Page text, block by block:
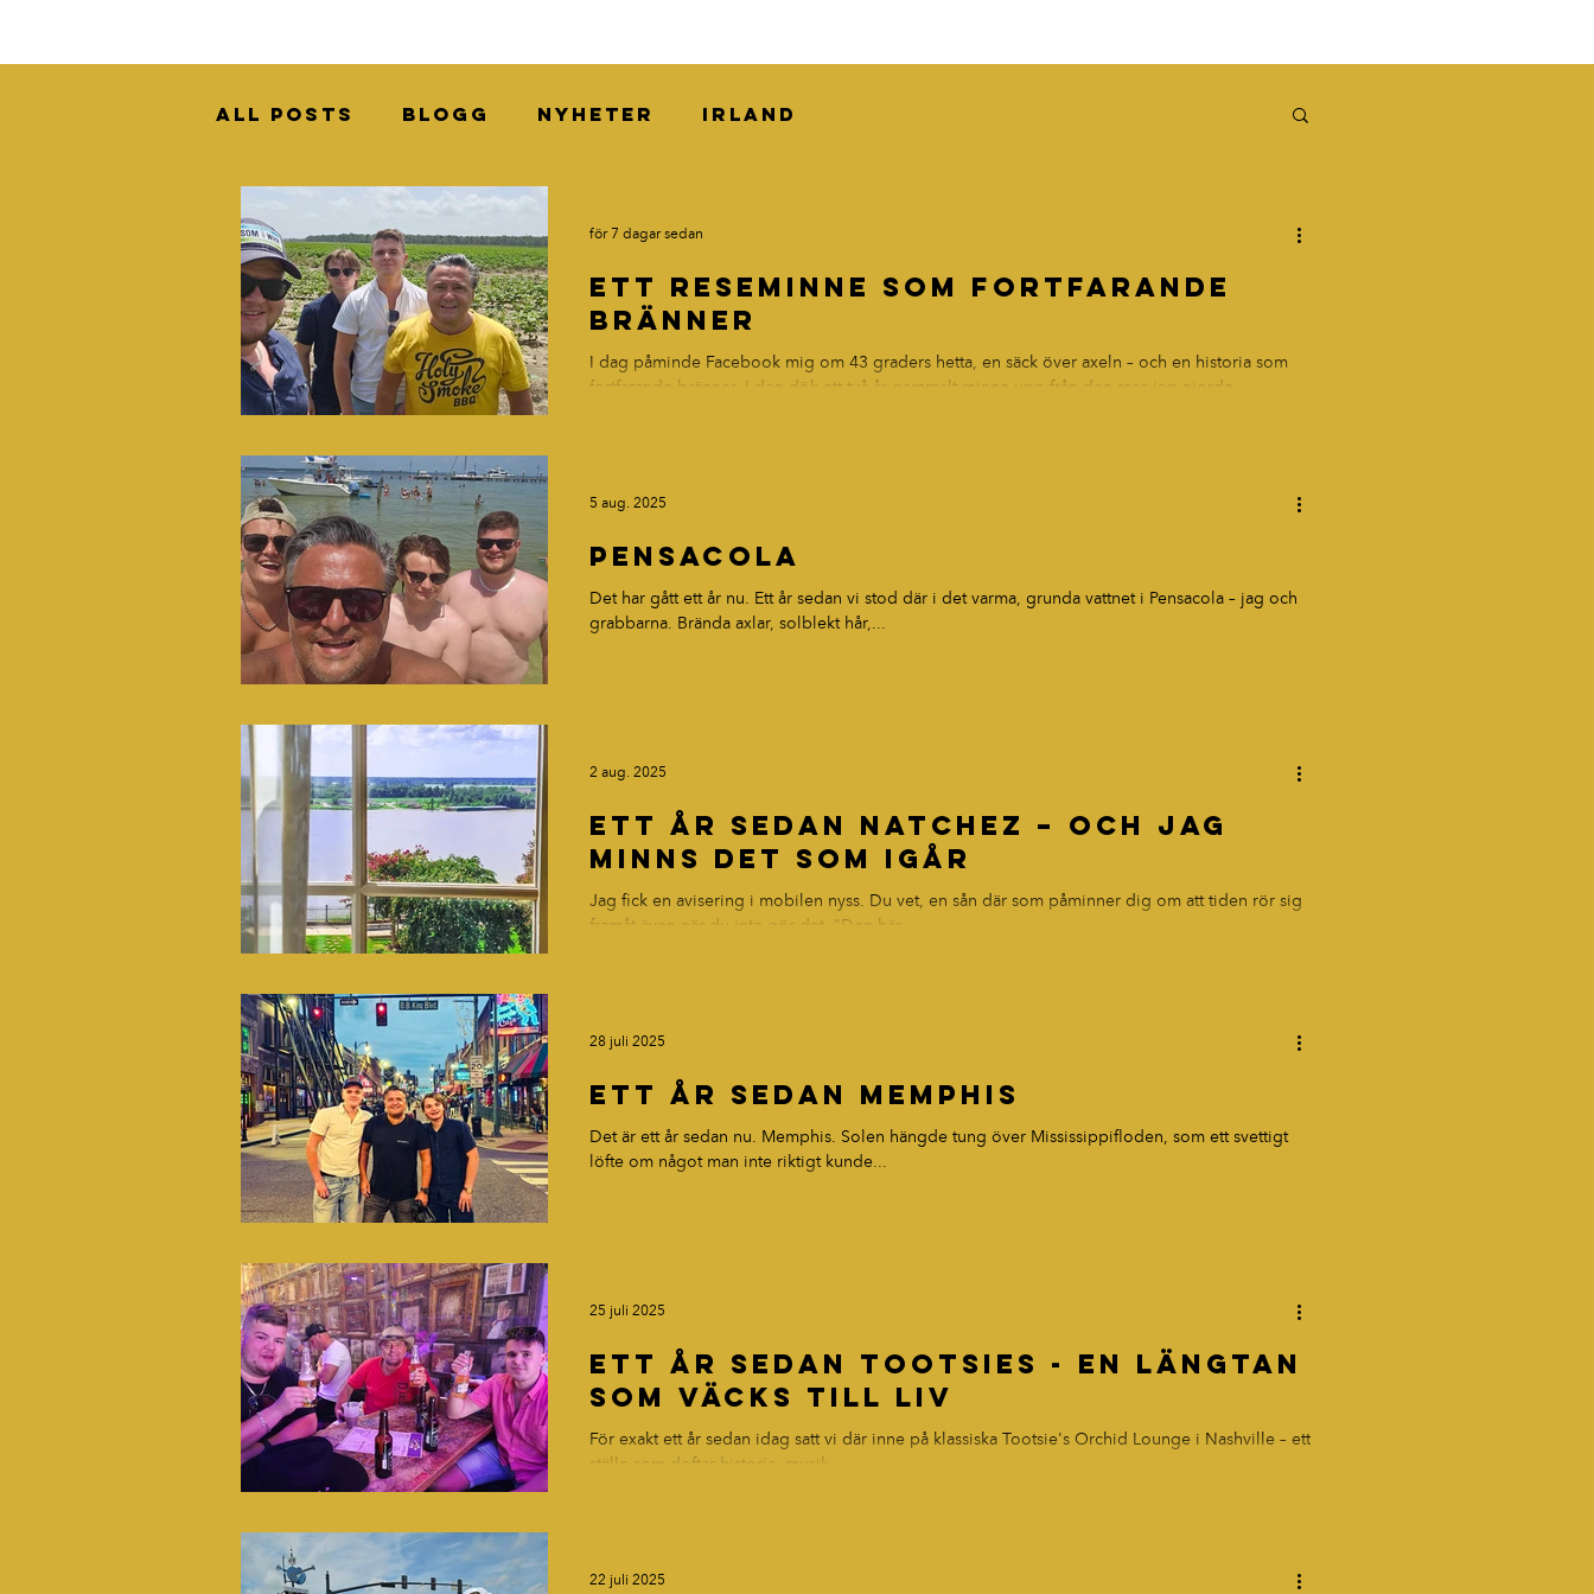
All Posts Blogg Nyheter irland
Ett reseminne som fortfarande
bränner
I dag påminde Facebook mig om 43 graders hetta, en säck över axeln – och en historia som
fortfarande bränner. I dag dök ett två år gammalt minne upp från den resa jag gjorde
för 7 dagar sedan
Pensacola
Det har gått ett år nu. Ett år sedan vi stod där i det varma, grunda vattnet i Pensacola – jag och
grabbarna. Brända axlar, solblekt hår,...
5 aug. 2025
Ett år sedan Natchez – och jag
minns det som igår
Jag fick en avisering i mobilen nyss. Du vet, en sån där som påminner dig om att tiden rör sig
framåt även när du inte gör det. "Den här...
2 aug. 2025
Ett år sedan Memphis
Det är ett år sedan nu. Memphis. Solen hängde tung över Mississippifloden, som ett svettigt
löfte om något man inte riktigt kunde...
28 juli 2025
Ett år sedan Tootsies - en längtan
som väcks till liv
För exakt ett år sedan idag satt vi där inne på klassiska Tootsie's Orchid Lounge i Nashville – ett
ställe som doftar historia, musik...
25 juli 2025
22 juli 2025